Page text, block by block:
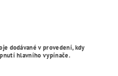
dodávané v provedení, kdy
hlavního vypínače.